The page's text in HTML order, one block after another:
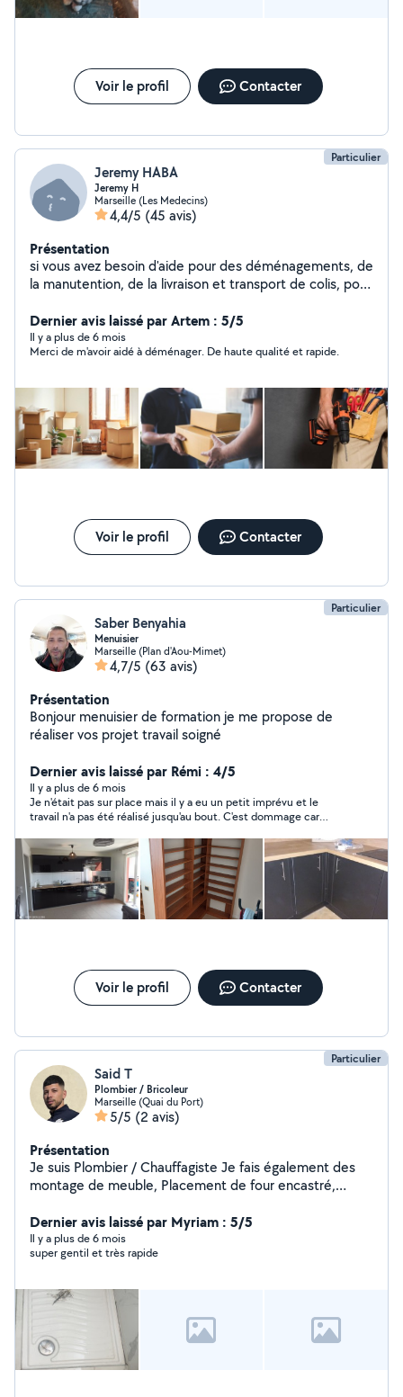
Voir le profil Contacter
Particulier
Jeremy HABA
Jeremy H
Marseille (Les Medecins)
4,4/5 (45 avis)
Présentation
si vous avez besoin d'aide pour des déménagements, de
la manutention, de la livraison et transport de colis, pour
n'hésitez pas ce sera un plaisir de vous aider. je suis
sérieux, ponctuel et sympathique.
Dernier avis laissé par Artem : 5/5
Il y a plus de 6 mois
Merci de m'avoir aidé à déménager. De haute qualité et rapide.
Voir le profil Contacter
Particulier
Saber Benyahia
Menuisier
Marseille (Plan d'Aou-Mimet)
4,7/5 (63 avis)
Présentation
Bonjour menuisier de formation je me propose de
réaliser vos projet travail soigné
Dernier avis laissé par Rémi : 4/5
Il y a plus de 6 mois
Je n'était pas sur place mais il y a eu un petit imprévu et le
travail n'a pas été réalisé jusqu'au bout. C'est dommage car
rendre service
Voir le profil Contacter
Particulier
Said T
Plombier / Bricoleur
Marseille (Quai du Port)
5/5 (2 avis)
Présentation
Je suis Plombier / Chauffagiste Je fais également des
montage de meuble, Placement de four encastré,
Dernier avis laissé par Myriam : 5/5
Il y a plus de 6 mois
super gentil et très rapide